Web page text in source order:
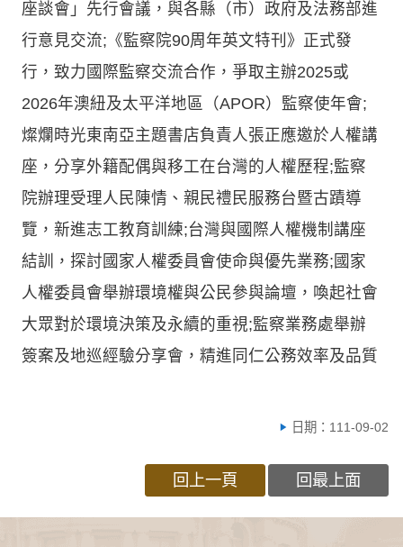
座談會」先行會議，與各縣（市）政府及法務部進
行意見交流;《監察院90周年英文特刊》正式發
行，致力國際監察交流合作，爭取主辦2025或
2026年澳紐及太平洋地區（APOR）監察使年會;
燦爛時光東南亞主題書店負責人張正應邀於人權講
座，分享外籍配偶與移工在台灣的人權歷程;監察
院辦理受理人民陳情、親民禮民服務台暨古蹟導
覽，新進志工教育訓練;台灣與國際人權機制講座
結訓，探討國家人權委員會使命與優先業務;國家
人權委員會舉辦環境權與公民參與論壇，喚起社會
大眾對於環境決策及永續的重視;監察業務處舉辦
簽案及地巡經驗分享會，精進同仁公務效率及品質
日期：111-09-02
回上一頁 回最上面